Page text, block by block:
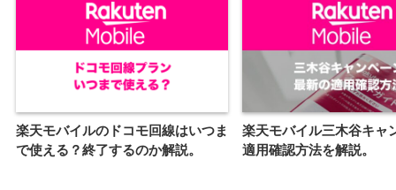
楽天モバイルのドコモ回線はいつま
で使える？終了するのか解説。
楽天モバイル三木谷キャ
適用確認方法を解説。